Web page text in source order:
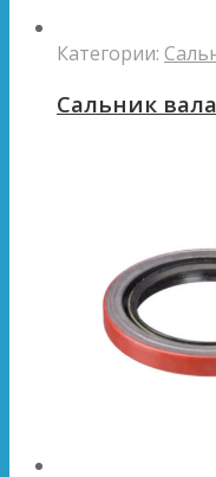
Категории:
Сальник